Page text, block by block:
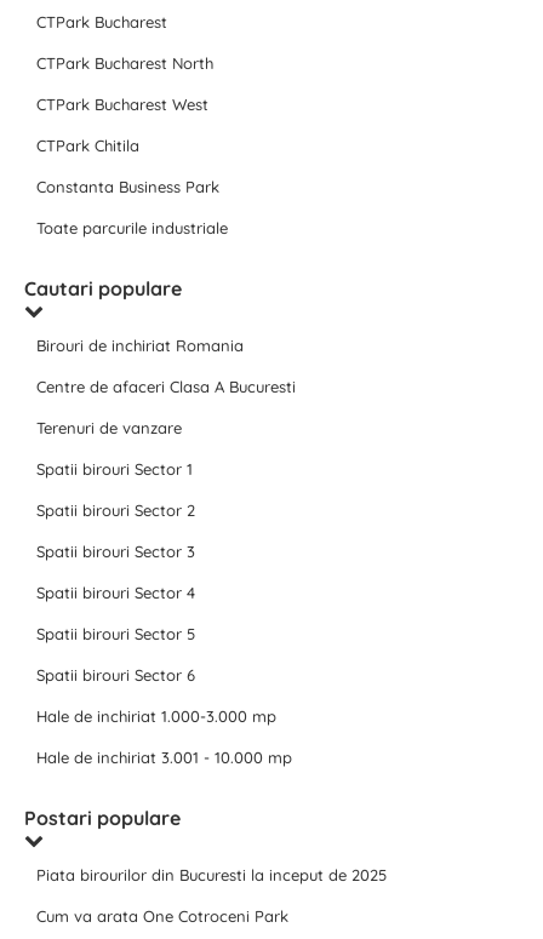
CTPark Bucharest
CTPark Bucharest North
CTPark Bucharest West
CTPark Chitila
Constanta Business Park
Toate parcurile industriale
Cautari populare
Birouri de inchiriat Romania
Centre de afaceri Clasa A Bucuresti
Terenuri de vanzare
Spatii birouri Sector 1
Spatii birouri Sector 2
Spatii birouri Sector 3
Spatii birouri Sector 4
Spatii birouri Sector 5
Spatii birouri Sector 6
Hale de inchiriat 1.000-3.000 mp
Hale de inchiriat 3.001 - 10.000 mp
Postari populare
Piata birourilor din Bucuresti la inceput de 2025
Cum va arata One Cotroceni Park